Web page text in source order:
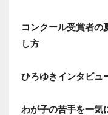
コンクール受賞者
し方
ひろゆきインタビュ
わが子の苦手を一気